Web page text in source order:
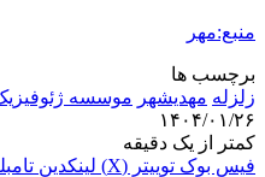
منبع:مهر
برچسب ها
زلزله مهدیشهر موسسه
۱۴۰۴/۰۱/۲۶
کمتر از یک دقیقه
فیس بوک توییتر (X) لینکدین